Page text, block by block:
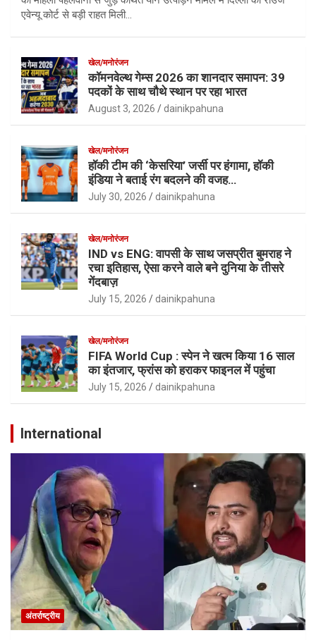
एवेन्यू कोर्ट से बड़ी राहत मिली…
खेल/मनोरंजन
कॉमनवेल्थ गेम्स 2026 का शानदार समापन: 39
पदकों के साथ चौथे स्थान पर रहा भारत
August 3, 2026 dainikpahuna
खेल/मनोरंजन
हॉकी टीम की ‘केसरिया’ जर्सी पर हंगामा, हॉकी
इंडिया ने बताई रंग बदलने की वजह…
July 30, 2026 dainikpahuna
खेल/मनोरंजन
IND vs ENG: वापसी के साथ जसप्रीत बुमराह ने
रचा इतिहास, ऐसा करने वाले बने दुनिया के तीसरे
गेंदबाज़
July 15, 2026 dainikpahuna
खेल/मनोरंजन
FIFA World Cup : स्पेन ने खत्म किया 16 साल
का इंतजार, फ्रांस को हराकर फाइनल में पहुंचा
July 15, 2026 dainikpahuna
International
अंतर्राष्ट्रीय